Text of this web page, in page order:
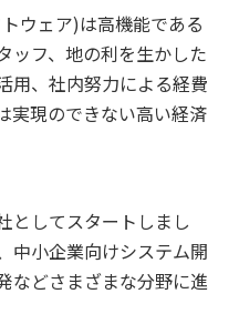
ウェア)は高機能である
ッフ、地の利を生かした
用、社内努力による経費
実現のできない高い経済
としてスタートしまし
中小企業向けシステム開
などさまざまな分野に進